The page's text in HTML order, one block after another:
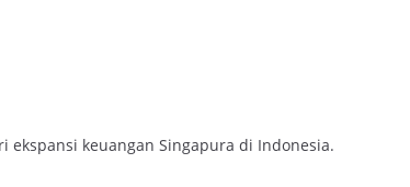
ekspansi keuangan Singapura di Indonesia.